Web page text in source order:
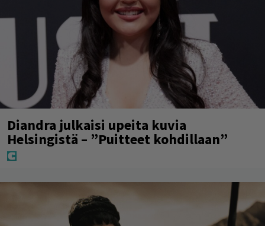
Diandra julkaisi upeita kuvia
Helsingistä – ”Puitteet kohdillaan”